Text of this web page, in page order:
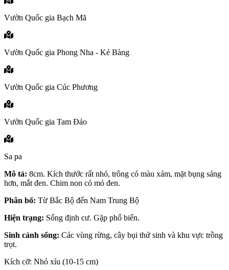
Vườn Quốc gia Bạch Mã
Vườn Quốc gia Phong Nha - Kẻ Bàng
Vườn Quốc gia Cúc Phương
Vườn Quốc gia Tam Đảo
Sa pa
Mô tả: 8cm. Kích thước rất nhỏ, trông có màu xám, mặt bụng sáng
hơn, mắt đen. Chim non có mỏ đen.
Phân bố: Từ Bắc Bộ đến Nam Trung Bộ
Hiện trạng: Sống định cư. Gặp phổ biến.
Sinh cảnh sống: Các vùng rừng, cây bụi thứ sinh và khu vực trồng
trọt.
Kích cỡ: Nhỏ xíu (10-15 cm)